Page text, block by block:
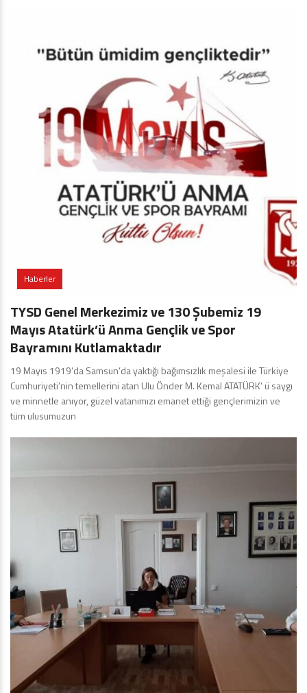
Haberler
TYSD Genel Merkezimiz ve 130 Şubemiz 19
Mayıs Atatürk’ü Anma Gençlik ve Spor
Bayramını Kutlamaktadır
19 Mayıs 1919’da Samsun’da yaktığı bağımsızlık meşalesi ile Türkiye
Cumhuriyeti’nin temellerini atan Ulu Önder M. Kemal ATATÜRK’ ü saygı
ve minnetle anıyor, güzel vatanımızı emanet ettiği gençlerimizin ve
tüm ulusumuzun